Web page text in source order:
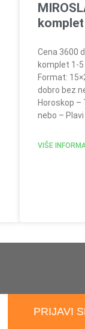
Cena 3600
komplet 1-
Format:
dobro bez
Horoskop –
nebo –
VIŠE
PRIJAVI